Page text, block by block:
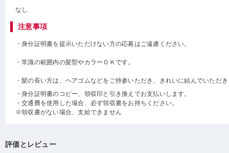
なし
注意事項
・身分証明書を提示いただけない方の応募はご遠慮ください。
・常識の範囲内の髪型やカラーＯＫです。
・髪の長い方は、ヘアゴムなどをご持参いただき、きれいに結んでいただ
・身分証明書のコピー、領収印と引き換えでお支払いします。
・交通費を使用した場合、必ず領収書をお持ちください。
※領収書がない場合、支給できません
評価とレビュー